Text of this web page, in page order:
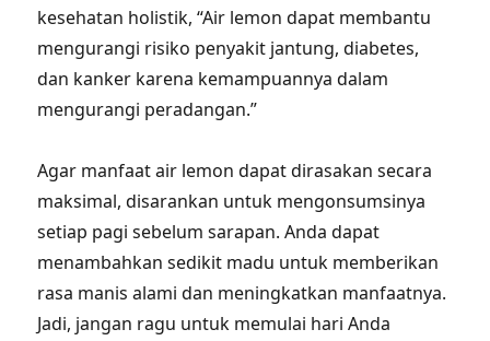
kesehatan holistik, “Air lemon dapat membantu
mengurangi risiko penyakit jantung, diabetes,
dan kanker karena kemampuannya dalam
mengurangi peradangan.”
Agar manfaat air lemon dapat dirasakan secara
maksimal, disarankan untuk mengonsumsinya
setiap pagi sebelum sarapan. Anda dapat
menambahkan sedikit madu untuk memberikan
rasa manis alami dan meningkatkan manfaatnya.
Jadi, jangan ragu untuk memulai hari Anda